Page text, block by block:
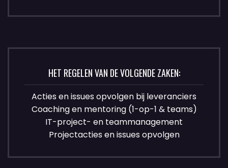
HET REGELEN VAN DE VOLGENDE ZAKEN:
Acties en issues opvolgen bij leveranciers
Coaching en mentoring (1-op-1 & teams)
IT-project- en teammanagement
Projectacties en issues opvolgen